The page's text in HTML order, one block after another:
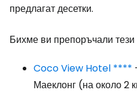
предлагат десетки.
Бихме ви препоръчали
Coco View Hotel ****
Маеклонг (на около 2